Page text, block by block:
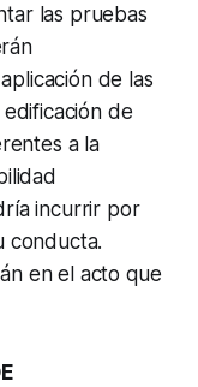
las pruebas
de las
de
a la
incurrir por
conducta.
en el acto que